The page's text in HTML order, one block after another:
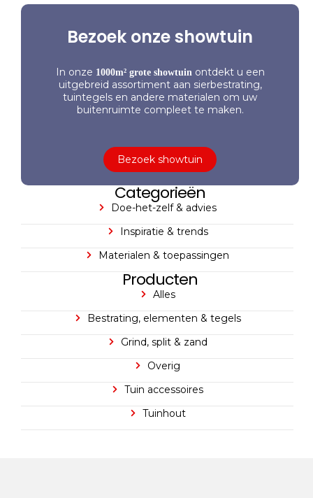
Bezoek onze showtuin
In onze 1000m² grote showtuinontdekt u een
uitgebreid assortiment aan sierbestrating,
tuintegels en andere materialen om uw
buitenruimte compleet te maken.
Bezoek showtuin
Categorieën
Doe-het-zelf & advies
Inspiratie & trends
Materialen & toepassingen
Producten
Alles
Bestrating, elementen & tegels
Grind, split & zand
Overig
Tuin accessoires
Tuinhout